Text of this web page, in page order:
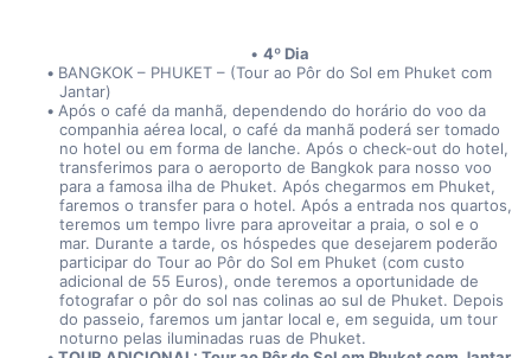
4º Dia
BANGKOK – PHUKET – (Tour ao Pôr do Sol em Phuket com
Jantar)
Após o café da manhã, dependendo do horário do voo da
companhia aérea local, o café da manhã poderá ser tomado
no hotel ou em forma de lanche. Após o check-out do hotel,
transferimos para o aeroporto de Bangkok para nosso voo
para a famosa ilha de Phuket. Após chegarmos em Phuket,
faremos o transfer para o hotel. Após a entrada nos quartos,
teremos um tempo livre para aproveitar a praia, o sol e o
mar. Durante a tarde, os hóspedes que desejarem poderão
participar do Tour ao Pôr do Sol em Phuket (com custo
adicional de 55 Euros), onde teremos a oportunidade de
fotografar o pôr do sol nas colinas ao sul de Phuket. Depois
do passeio, faremos um jantar local e, em seguida, um tour
noturno pelas iluminadas ruas de Phuket.